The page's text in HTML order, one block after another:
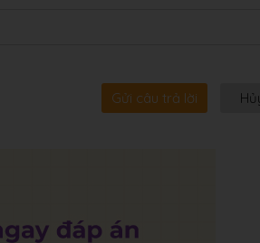
Gửi câu trả lời